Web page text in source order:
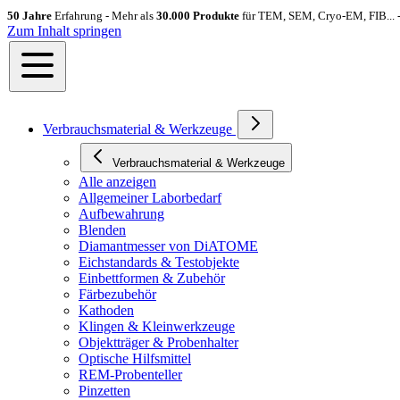
50 Jahre Erfahrung - Mehr als 30.000 Produkte für TEM, SEM, Cryo-EM, FIB...
Zum Inhalt springen
Verbrauchsmaterial & Werkzeuge
Verbrauchsmaterial & Werkzeuge
Alle anzeigen
Allgemeiner Laborbedarf
Aufbewahrung
Blenden
Diamantmesser von DiATOME
Eichstandards & Testobjekte
Einbettformen & Zubehör
Färbezubehör
Kathoden
Klingen & Kleinwerkzeuge
Objektträger & Probenhalter
Optische Hilfsmittel
REM-Probenteller
Pinzetten